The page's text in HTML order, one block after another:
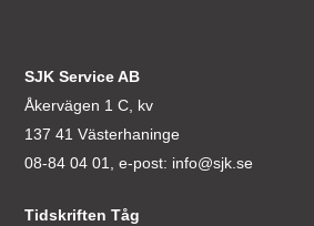
SJK Service AB
Åkervägen 1 C, kv
137 41 Västerhaninge
08-84 04 01, e-post: info@sjk.se
Tidskriften Tåg